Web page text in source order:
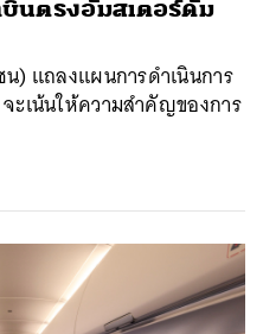
ตรงอัมสเตอร์ดัม
) แถลงแผนการดำเนินการ
ะเน้นให้ความสำคัญของการ